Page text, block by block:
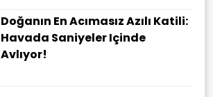
Doğanın En Acımasız Azılı Katili:
Havada Saniyeler Içinde
Avlıyor!